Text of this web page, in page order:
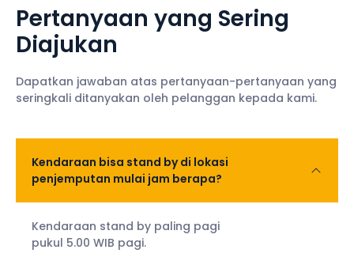
Pertanyaan yang Sering
Diajukan
Dapatkan jawaban atas pertanyaan-pertanyaan yang
seringkali ditanyakan oleh pelanggan kepada kami.
Kendaraan bisa stand by di lokasi
penjemputan mulai jam berapa?
Kendaraan stand by paling pagi
pukul 5.00 WIB pagi.